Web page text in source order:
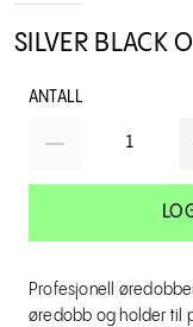
SILVER BLACK
ANTALL
1
Profesjonell
øredobb og holder til